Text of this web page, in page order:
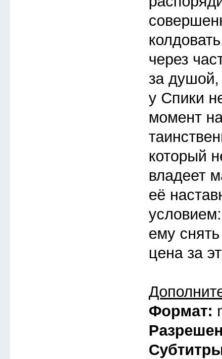
через
за душой,
у Спики
момент
который
владеет
её
ему
цена за
Формат: